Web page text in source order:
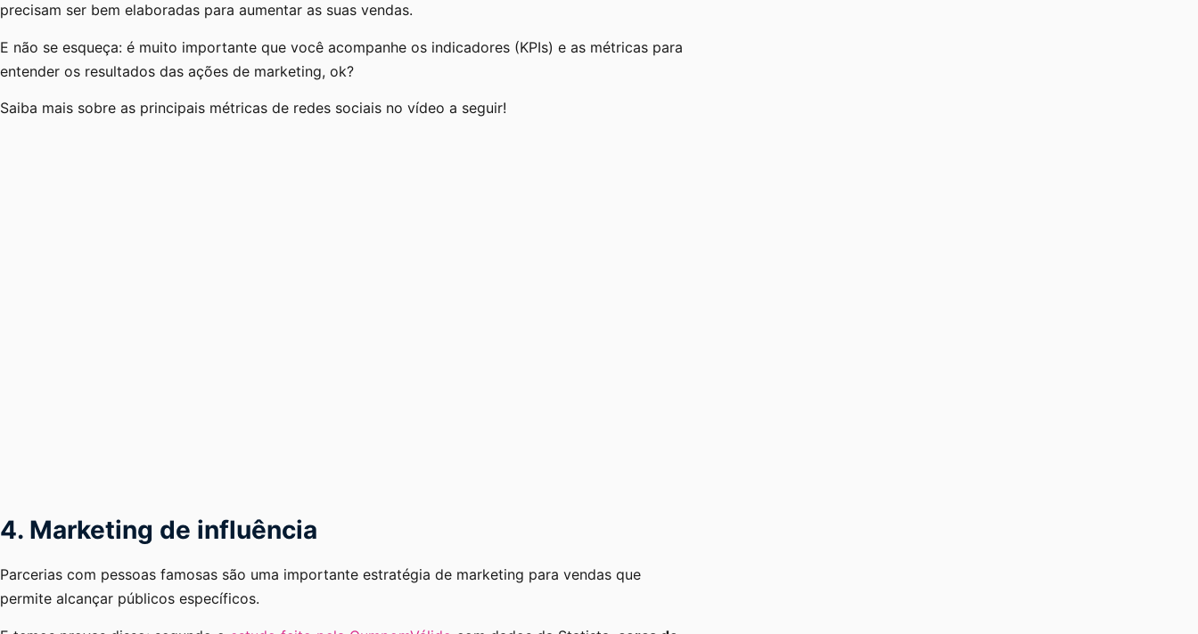
precisam ser bem elaboradas para aumentar as suas vendas.
E não se esqueça: é muito importante que você acompanhe os indicadores (KPIs) e as métricas para
entender os resultados das ações de marketing, ok?
Saiba mais sobre as principais métricas de redes sociais no vídeo a seguir!
4. Marketing de influência
Parcerias com pessoas famosas são uma importante estratégia de marketing para vendas que
permite alcançar públicos específicos.